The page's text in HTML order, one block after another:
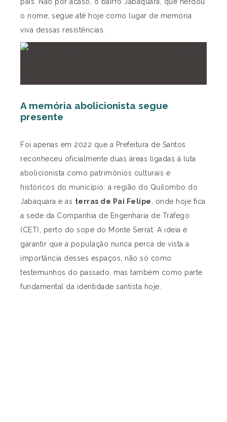
o nome, segue até hoje como lugar de memória
viva dessas resistências.
A memória abolicionista segue
presente
Foi apenas em 2022 que a Prefeitura de Santos
reconheceu oficialmente duas áreas ligadas à luta
abolicionista como patrimônios culturais e
históricos do município: a região do Quilombo do
Jabaquara e as terras de Pai Felipe , onde hoje fica
a sede da Companhia de Engenharia de Tráfego
(CET), perto do sopé do Monte Serrat. A ideia é
garantir que a população nunca perca de vista a
importância desses espaços, não só como
testemunhos do passado, mas também como parte
fundamental da identidade santista hoje.